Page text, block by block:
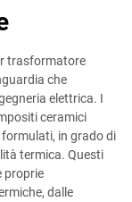
trasformatore
che
elettrica. I
ceramici
in grado di
termica. Questi
proprie
dalle